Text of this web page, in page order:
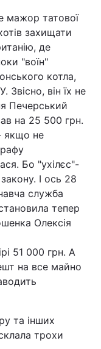
мажор татової
захищати
де
"воїн"
котла,
він їх не
Печерський
на 25 500 грн.
якщо не
Бо "ухілєс"-
І ось 28
служба
тепер
Олексія
51 000 грн. А
на все майно
та інших
трохи